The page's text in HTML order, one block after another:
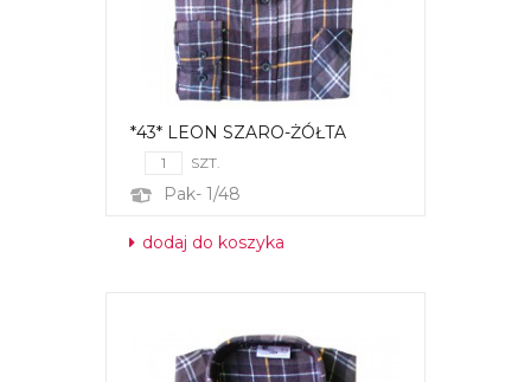
*43* LEON SZARO-ŻÓŁTA
SZT.
Pak- 1/48
dodaj do koszyka